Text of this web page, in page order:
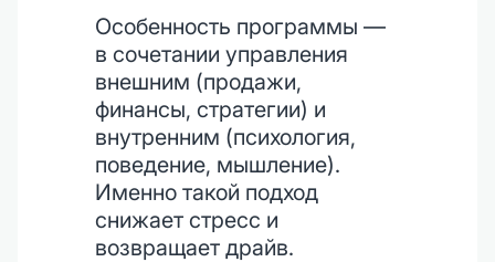
Особенность программы —
в сочетании управления
внешним (продажи,
финансы, стратегии) и
внутренним (психология,
поведение, мышление).
Именно такой подход
снижает стресс и
возвращает драйв.